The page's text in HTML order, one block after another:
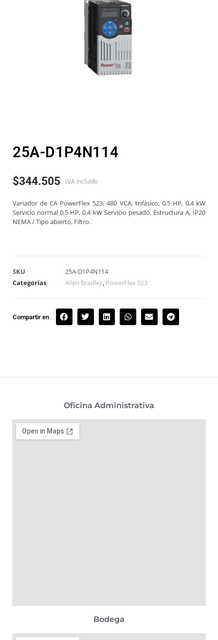
25A-D1P4N114
$344.505 IVA incluido
Variador de CA PowerFlex 523, 480 VCA, trifásico, 0,5 HP, 0,4 kW
Servicio normal 0,5 HP, 0,4 kW Servicio pesado, Estructura A, IP20
NEMA / Tipo abierto, Filtro.
SKU
25A-D1P4N114
Categorías
Allen Bradley, PowerFlex 523
Compartir en
Oficina Administrativa
Bodega